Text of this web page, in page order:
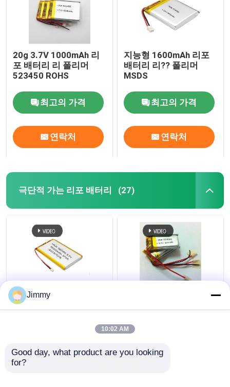
20g 3.7V 1000mAh 리
포 배터리 리 폴리머
523450 ROHS
최고의 가격
연락처
지능형 1600mAh 리포
배터리 리?? 폴리머
MSDS
최고의 가격
연락처
극단적 가는 리포 배터리 (27)
ODM 3.7v 10000mah 리
포 배터리 4.2V 얇은 리
극 얇은 리?? 배터리 폴
Jimmy
10:02 AM
Good day, what product are you looking
for?